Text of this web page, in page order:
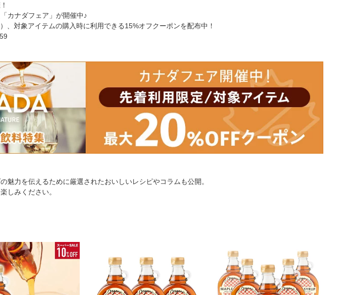
カナダフェア」が開催中♪
、対象アイテムの購入時に利用できる15%オフクーポンを配布中！
魅力を伝えるために厳選されたおいしいレシピやコラムも公開。
しみください。